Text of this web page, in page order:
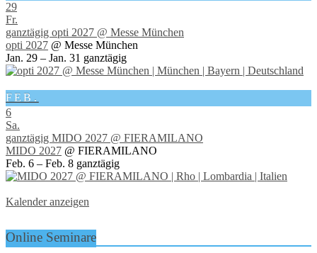
29
Fr.
ganztägig opti 2027 @ Messe München
opti 2027 @ Messe München
Jan. 29 – Jan. 31 ganztägig
FEB.
6
Sa.
ganztägig MIDO 2027 @ FIERAMILANO
MIDO 2027 @ FIERAMILANO
Feb. 6 – Feb. 8 ganztägig
Kalender anzeigen
Online Seminare